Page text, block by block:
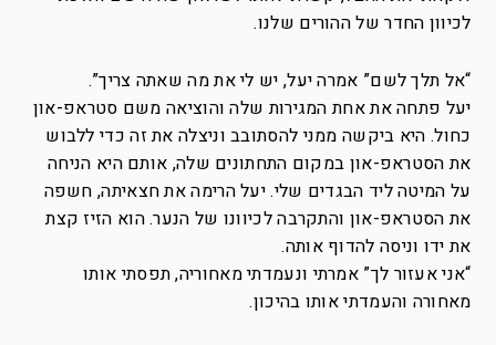
לכיוון החדר של ההורים שלנו.
“אל תלך לשם” אמרה יעל, יש לי את מה שאתה צריך”.
יעל פתחה את אחת המגירות שלה והוציאה משם סטראפ-און
כחול. היא ביקשה ממני להסתובב וניצלה את זה כדי ללבוש
את הסטראפ-און במקום התחתונים שלה, אותם היא הניחה
על המיטה ליד הבגדים שלי. יעל הרימה את חצאיתה, חשפה
את הסטראפ-און והתקרבה לכיוונו של הנער. הוא הזיז קצת
את ידו וניסה להדוף אותה.
“אני אעזור לך” אמרתי ונעמדתי מאחוריה, תפסתי אותו
מאחורה והעמדתי אותו בהיכון.